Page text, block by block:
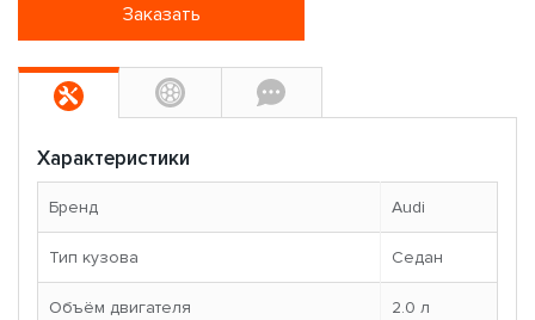
Заказать
Характеристики
Бренд Audi
Тип кузова Седан
Объём двигателя 2.0 л